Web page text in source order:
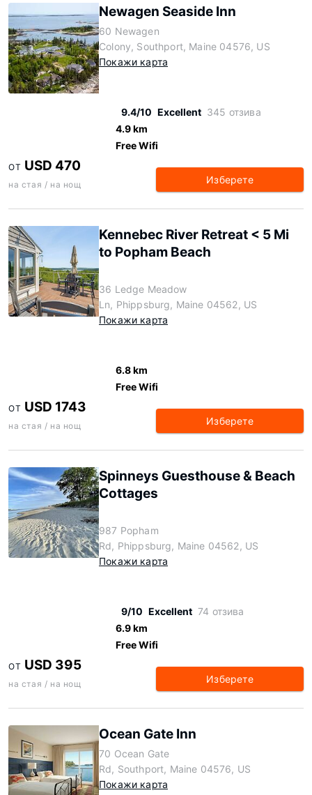
Newagen Seaside Inn
60 Newagen
Colony, Southport, Maine 04576, US
Покажи карта
9.4/10 Excellent 345 отзива
4.9 km
Free Wifi
ОТ USD 470
на стая / на нощ Изберете
Kennebec River Retreat < 5 Mi
to Popham Beach
36 Ledge Meadow
Ln, Phippsburg, Maine 04562, US
Покажи карта
6.8 km
Free Wifi
ОТ USD 1743
на стая / на нощ Изберете
Spinneys Guesthouse & Beach
Cottages
987 Popham
Rd, Phippsburg, Maine 04562, US
Покажи карта
9/10 Excellent 74 отзива
6.9 km
Free Wifi
ОТ USD 395
на стая / на нощ Изберете
Ocean Gate Inn
70 Ocean Gate
Rd, Southport, Maine 04576, US
Покажи карта